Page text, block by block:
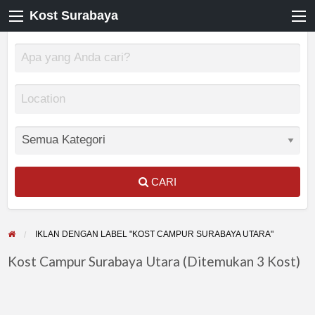
Kost Surabaya
CARI
IKLAN DENGAN LABEL "KOST CAMPUR SURABAYA UTARA"
Kost Campur Surabaya Utara (Ditemukan 3 Kost)